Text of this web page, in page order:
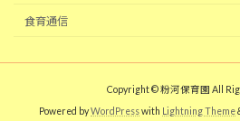
食育通信
Copyright © 粉河保育園 All
Powered byWordPresswith Lightning Theme